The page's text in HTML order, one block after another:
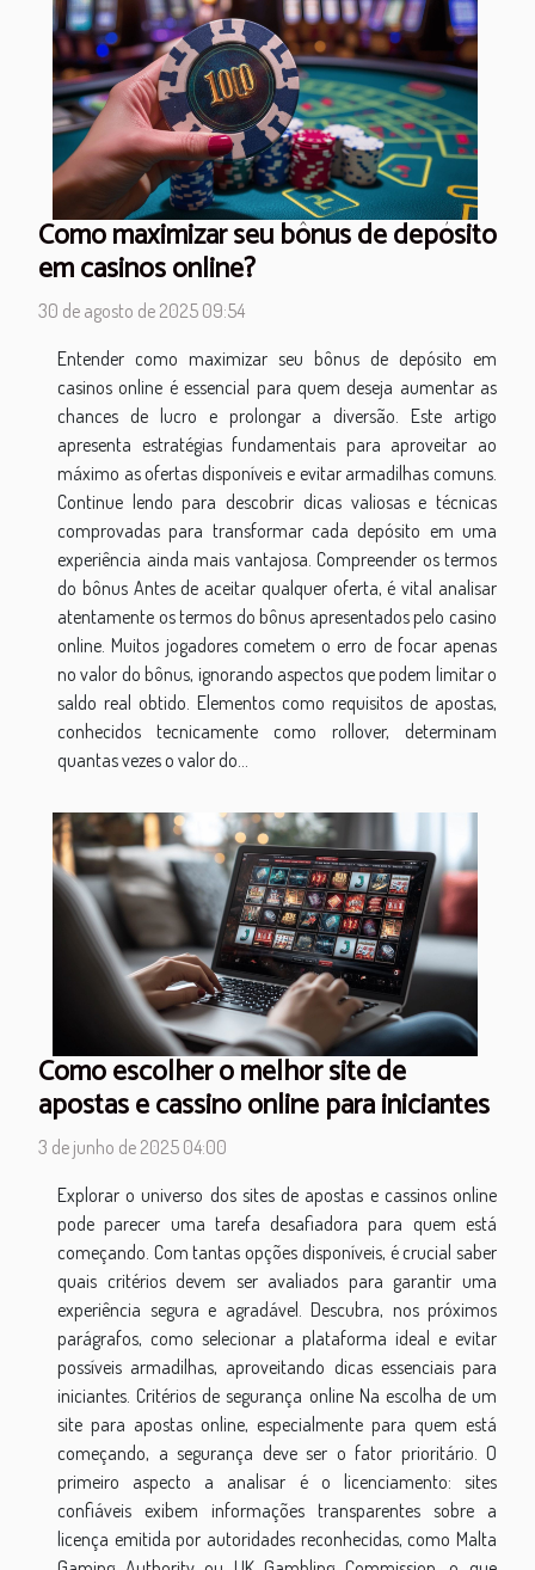
Como maximizar seu bônus de depósito
em casinos online?
30 de agosto de 2025 09:54
Entender como maximizar seu bônus de depósito em
casinos online é essencial para quem deseja aumentar as
chances de lucro e prolongar a diversão. Este artigo
apresenta estratégias fundamentais para aproveitar ao
máximo as ofertas disponíveis e evitar armadilhas comuns.
Continue lendo para descobrir dicas valiosas e técnicas
comprovadas para transformar cada depósito em uma
experiência ainda mais vantajosa. Compreender os termos
do bônus Antes de aceitar qualquer oferta, é vital analisar
atentamente os termos do bônus apresentados pelo casino
online. Muitos jogadores cometem o erro de focar apenas
no valor do bônus, ignorando aspectos que podem limitar o
saldo real obtido. Elementos como requisitos de apostas,
conhecidos tecnicamente como rollover, determinam
quantas vezes o valor do...
Como escolher o melhor site de
apostas e cassino online para iniciantes
3 de junho de 2025 04:00
Explorar o universo dos sites de apostas e cassinos online
pode parecer uma tarefa desafiadora para quem está
começando. Com tantas opções disponíveis, é crucial saber
quais critérios devem ser avaliados para garantir uma
experiência segura e agradável. Descubra, nos próximos
parágrafos, como selecionar a plataforma ideal e evitar
possíveis armadilhas, aproveitando dicas essenciais para
iniciantes. Critérios de segurança online Na escolha de um
site para apostas online, especialmente para quem está
começando, a segurança deve ser o fator prioritário. O
primeiro aspecto a analisar é o licenciamento: sites
confiáveis exibem informações transparentes sobre a
licença emitida por autoridades reconhecidas, como Malta